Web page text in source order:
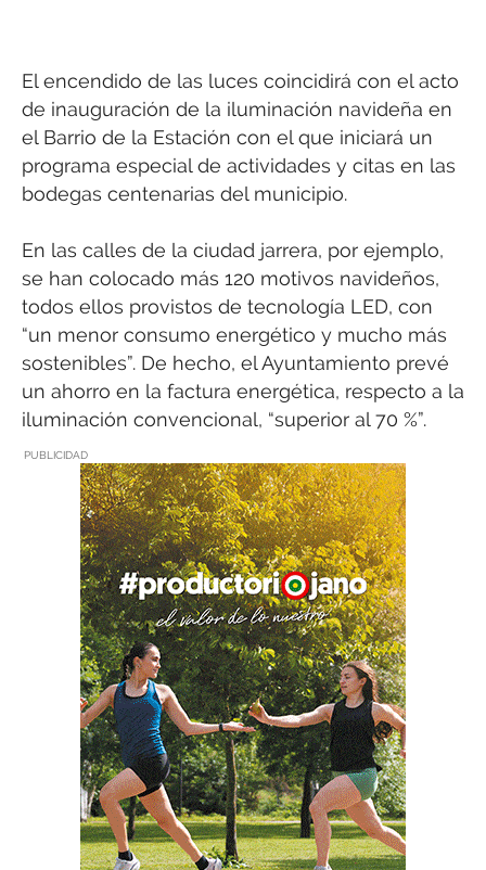
El encendido de las luces coincidirá con el acto
de inauguración de la iluminación navideña en
el Barrio de la Estación con el que iniciará un
programa especial de actividades y citas en las
bodegas centenarias del municipio.
En las calles de la ciudad jarrera, por ejemplo,
se han colocado más 120 motivos navideños,
todos ellos provistos de tecnología LED, con
“un menor consumo energético y mucho más
sostenibles”. De hecho, el Ayuntamiento prevé
un ahorro en la factura energética, respecto a la
iluminación convencional, “superior al 70 %”.
PUBLICIDAD